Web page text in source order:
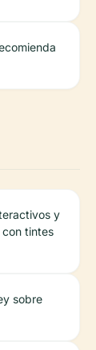
y
tintes
sobre